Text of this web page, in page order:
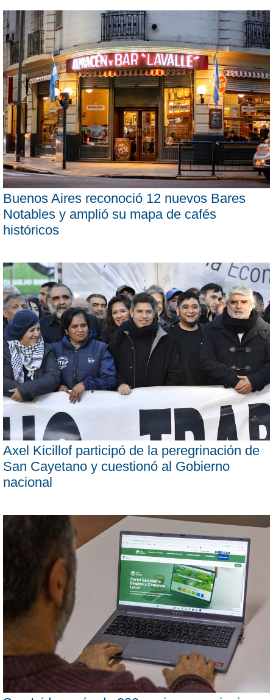
Buenos Aires reconoció 12 nuevos Bares
Notables y amplió su mapa de cafés
históricos
Axel Kicillof participó de la peregrinación de
San Cayetano y cuestionó al Gobierno
nacional